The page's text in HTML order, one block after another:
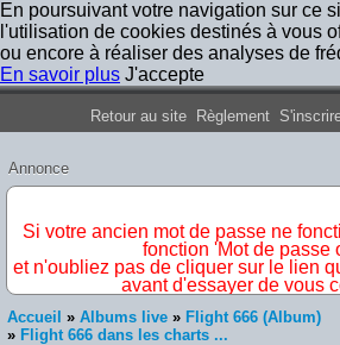
En poursuivant votre navigation sur ce
l'utilisation de cookies destinés à vous
ou encore à réaliser des analyses de
En savoir plus J'accepte
Forum Iron
Retour au site Règlement
Annonce
Si votre ancien mot de passe ne
fonction 'Mot de passe
et n'oubliez pas de cliquer sur le lien
avant d'essayer de vous
Accueil » Albums live » Flight 666 (Album)
» Flight 666 dans les charts ...